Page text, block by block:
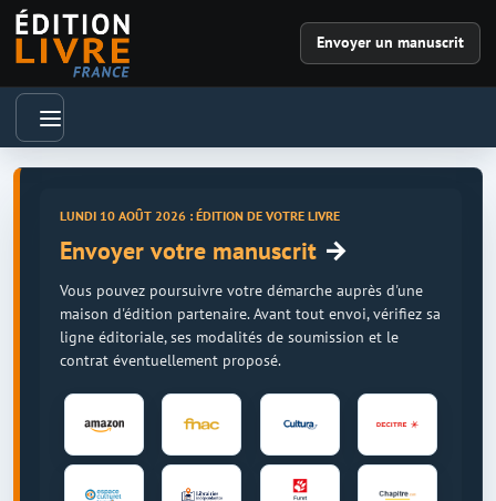
Envoyer un manuscrit
LUNDI 10 AOÛT 2026 : ÉDITION DE VOTRE LIVRE
Envoyer votre manuscrit →
Vous pouvez poursuivre votre démarche auprès d'une
maison d'édition partenaire. Avant tout envoi, vérifiez sa
ligne éditoriale, ses modalités de soumission et le
contrat éventuellement proposé.